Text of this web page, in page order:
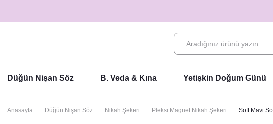
Düğün Nişan Söz B. Veda & Kına Yetişkin Doğum Günü
Anasayfa Düğün Nişan Söz Nikah Şekeri Pleksi Magnet Nikah Şekeri Soft Mavi